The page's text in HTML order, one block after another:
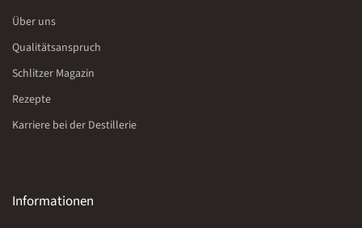
Über uns
Qualitätsanspruch
Schlitzer Magazin
Rezepte
Karriere bei der Destillerie
Informationen